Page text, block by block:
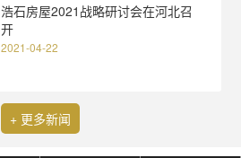
浩石房屋2021战略研讨会在河北召
开
2021-04-22
+ 更多新闻